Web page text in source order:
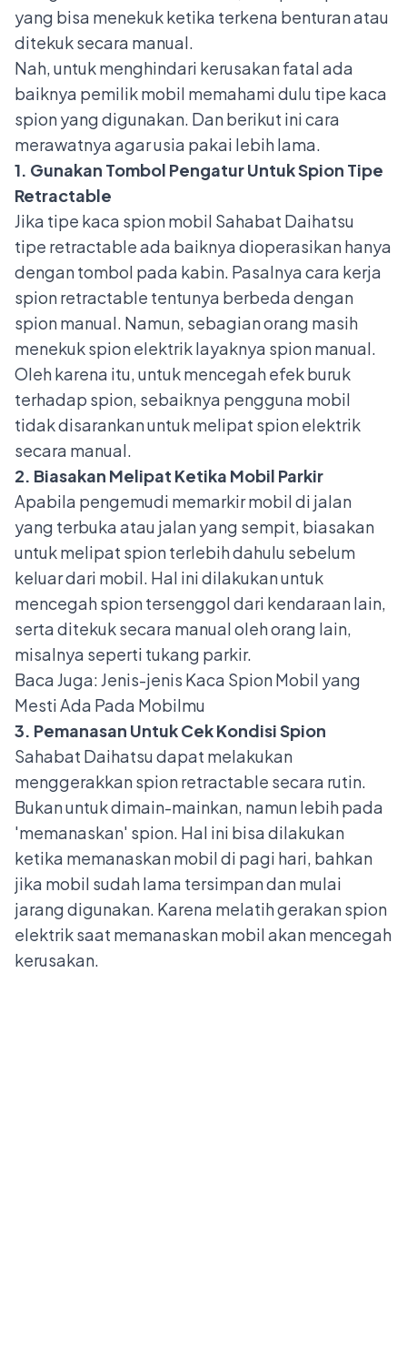
yang bisa menekuk ketika terkena benturan atau
ditekuk secara manual.
Nah, untuk menghindari kerusakan fatal ada
baiknya pemilik mobil memahami dulu tipe kaca
spion yang digunakan. Dan berikut ini cara
merawatnya agar usia pakai lebih lama.
1. Gunakan Tombol Pengatur Untuk Spion Tipe
Retractable
Jika tipe kaca spion mobil Sahabat Daihatsu
tipe retractable ada baiknya dioperasikan hanya
dengan tombol pada kabin. Pasalnya cara kerja
spion retractable tentunya berbeda dengan
spion manual. Namun, sebagian orang masih
menekuk spion elektrik layaknya spion manual.
Oleh karena itu, untuk mencegah efek buruk
terhadap spion, sebaiknya pengguna mobil
tidak disarankan untuk melipat spion elektrik
secara manual.
2. Biasakan Melipat Ketika Mobil Parkir
Apabila pengemudi memarkir mobil di jalan
yang terbuka atau jalan yang sempit, biasakan
untuk melipat spion terlebih dahulu sebelum
keluar dari mobil. Hal ini dilakukan untuk
mencegah spion tersenggol dari kendaraan lain,
serta ditekuk secara manual oleh orang lain,
misalnya seperti tukang parkir.
Baca Juga:Jenis-jenis Kaca Spion Mobil yang
Mesti Ada Pada Mobilmu
3. Pemanasan Untuk Cek Kondisi Spion
Sahabat Daihatsu dapat melakukan
menggerakkan spion retractable secara rutin.
Bukan untuk dimain-mainkan, namun lebih pada
'memanaskan' spion. Hal ini bisa dilakukan
ketika memanaskan mobil di pagi hari, bahkan
jika mobil sudah lama tersimpan dan mulai
jarang digunakan. Karena melatih gerakan spion
elektrik saat memanaskan mobil akan mencegah
kerusakan.